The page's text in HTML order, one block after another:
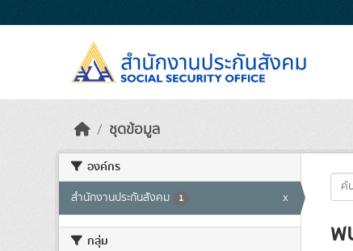
ชุดข้อมูล
องค์กร
สำนักงานประกันสังคม 1 x
กลุ่ม พ